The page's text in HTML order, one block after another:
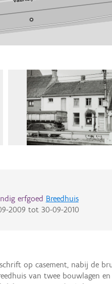
erfgoed Breedhuis
2009 tot 30-09-2010
op casement, nabij de
van twee bouwlagen